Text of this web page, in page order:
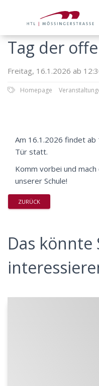
Tag der
Freitag, 16.1.2026 ab
Homepage
Am 16.1.2026 findet
Tür statt.
Komm vorbei und
unserer Schule!
ZURÜCK
Das könnte